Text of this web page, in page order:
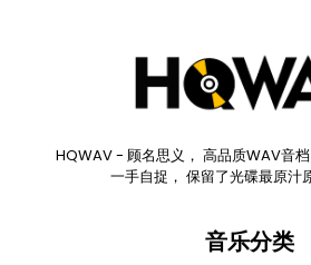
HQWAV - 顾名思义， 高品质WAV音
一手自捉， 保留了光碟最原汁
音乐分类